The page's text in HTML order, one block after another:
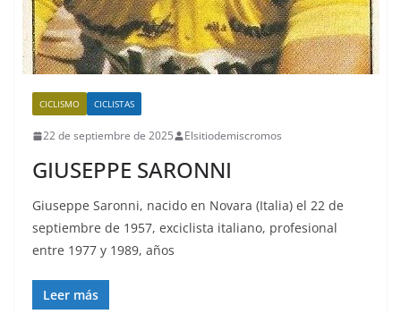
CICLISMO CICLISTAS
22 de septiembre de 2025 Elsitiodemiscromos
GIUSEPPE SARONNI
Giuseppe Saronni, nacido en Novara (Italia) el 22 de
septiembre de 1957, exciclista italiano, profesional
entre 1977 y 1989, años
Leer más